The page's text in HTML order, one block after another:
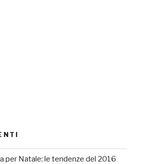
per Natale: le tendenze del 2016